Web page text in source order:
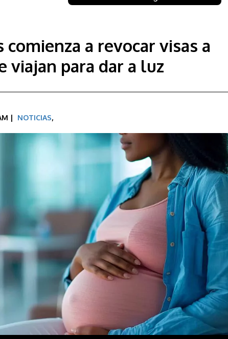
comienza a revocar visas a
viajan para dar a luz
| NOTICIAS,